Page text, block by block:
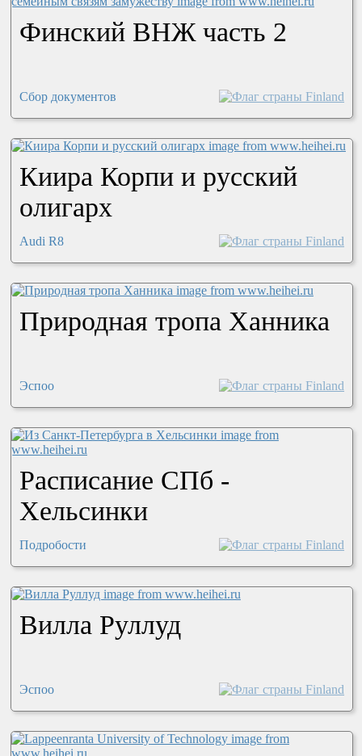
Финский ВНЖ часть 2
Сбор документов
Киира Корпи и русский
олигарх
Audi R8
Природная тропа Ханника
Эспоо
Расписание СПб -
Хельсинки
Подробости
Вилла Руллуд
Эспоо